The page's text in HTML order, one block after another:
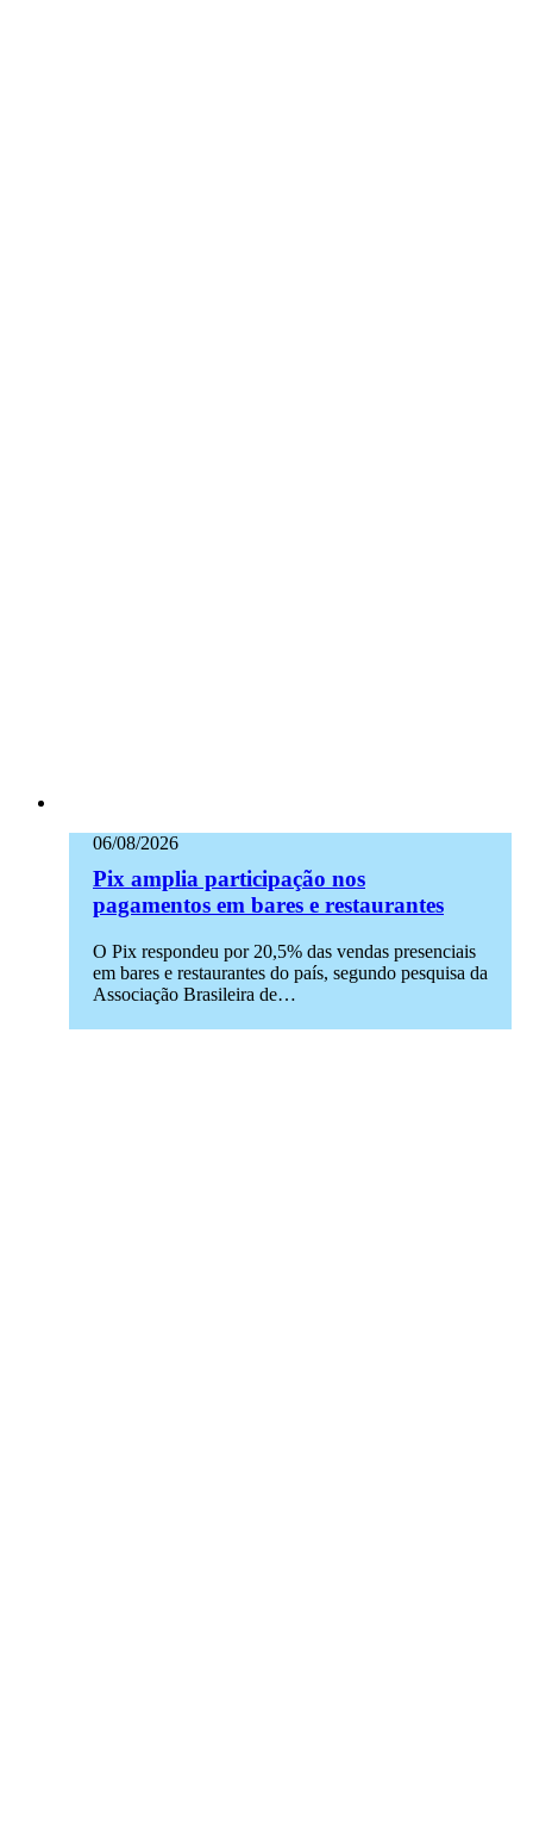
06/08/2026
Pix amplia participação nos
pagamentos em bares e restaurantes
O Pix respondeu por 20,5% das vendas presenciais
em bares e restaurantes do país, segundo pesquisa da
Associação Brasileira de…